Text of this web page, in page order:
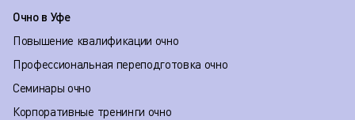
Очно в Уфе
Повышение квалификации очно
Профессиональная переподготовка очно
Семинары очно
Корпоративные тренинги очно